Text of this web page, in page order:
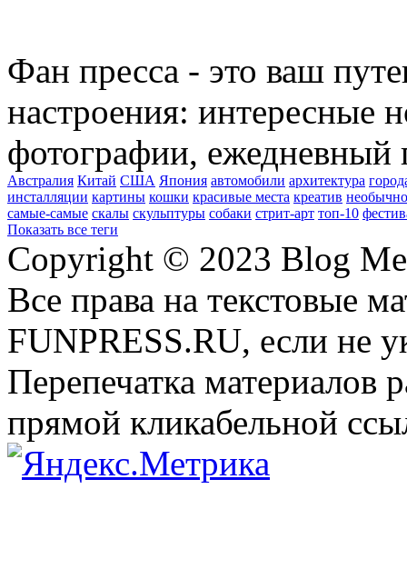
Фан пресса - это ваш
настроения: интересные
фотографии, ежедневный
Австралия Китай США Япония автомобили архитектура
инсталляции картины кошки красивые места креатив
самые-самые скалы скульптуры собаки стрит-арт топ-10
Показать все теги
Copyright © 2023 Blog
Все права на текстовые
FUNPRESS.RU, если не
Перепечатка материалов
прямой кликабельной